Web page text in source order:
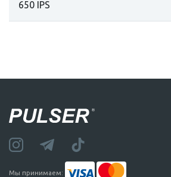
650 IPS
Мы принимаем: